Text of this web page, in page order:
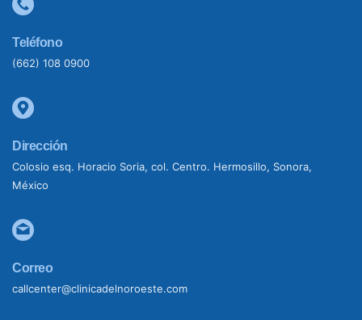
Teléfono
(662) 108 0900
Dirección
Colosio esq. Horacio Soria, col. Centro. Hermosillo, Sonora,
México
Correo
callcenter@clinicadelnoroeste.com